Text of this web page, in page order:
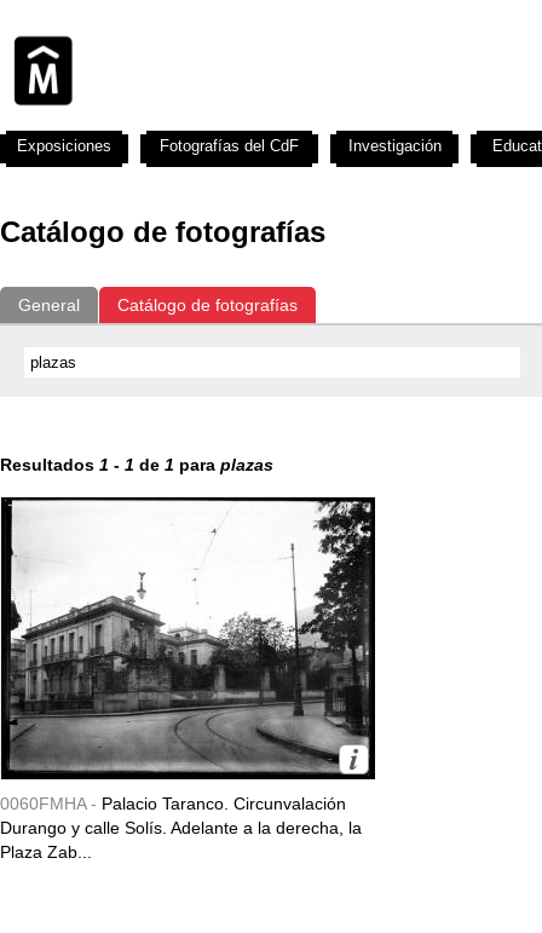
Catálogo de fotografías
General Catálogo de fotografías
Resultados 1 - 1 de 1 para plazas
0060FMHA - Palacio Taranco. Circunvalación
Durango y calle Solís. Adelante a la derecha, la
Plaza Zab...
Exposiciones Fotografías del CdF Investigación